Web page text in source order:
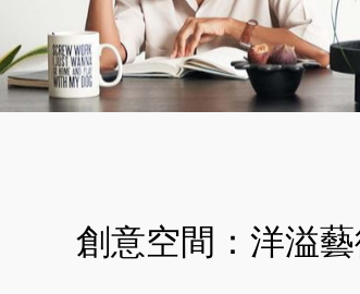
創意空間：洋溢